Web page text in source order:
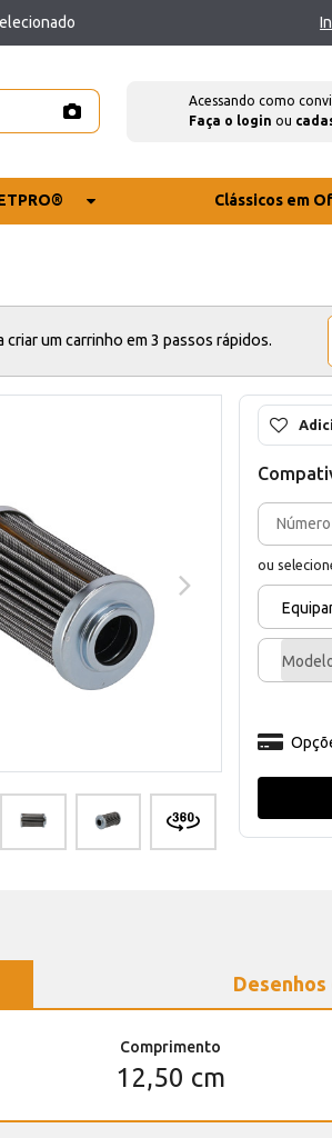
Acessando como
Faça o login ou
Clássicos em
um carrinho em 3 passos rápidos.
ou
Comprimento
12,50 cm